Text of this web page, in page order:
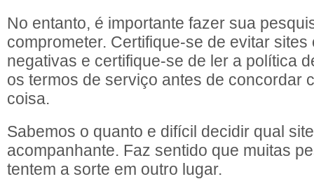
No entanto, é importante fazer sua
comprometer. Certifique-se de evitar sites
negativas e certifique-se de ler a política
os termos de serviço antes de concordar
coisa.
Sabemos o quanto e difícil decidir qual
acompanhante. Faz sentido que muitas
tentem a sorte em outro lugar.